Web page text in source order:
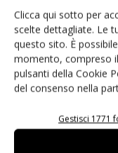
Clicca qui sotto per
scelte dettagliate. Le
questo sito. È
momento, compreso
pulsanti della Cookie
del consenso nella
Gestisci 1771
Known-
Passione